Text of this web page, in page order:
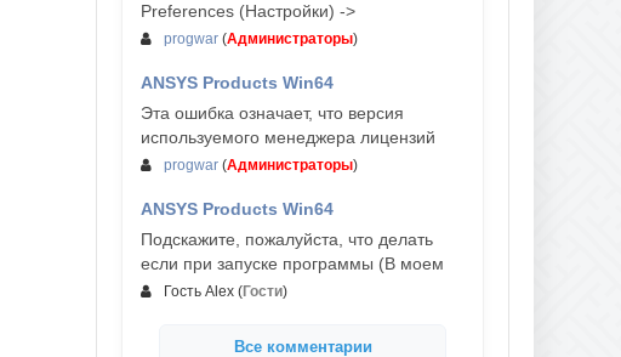
Preferences (Настройки) ->
progwar (Администраторы)
ANSYS Products Win64
Эта ошибка означает, что версия
используемого менеджера лицензий
progwar (Администраторы)
ANSYS Products Win64
Подскажите, пожалуйста, что делать
если при запуске программы (В моем
Гость Alex (Гости)
Все комментарии